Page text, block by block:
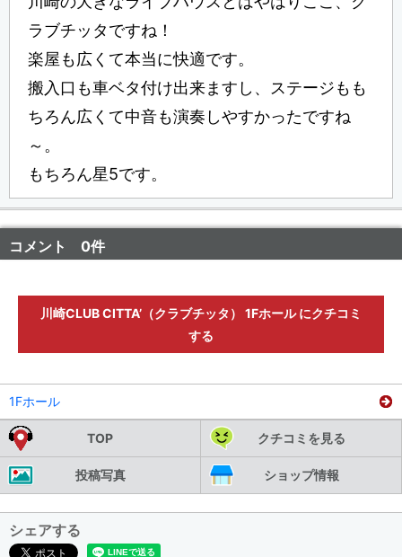
ラブチッタですね！
楽屋も広くて本当に快適です。
搬入口も車ベタ付け出来ますし、ステージもも
ちろん広くて中音も演奏しやすかったですね
～。
もちろん星5です。
コメント 0件
川崎CLUB CITTA’（クラブチッタ） 1Fホール にクチコミ
する
1Fホール
TOP クチコミを見る
投稿写真 ショップ情報
シェアする